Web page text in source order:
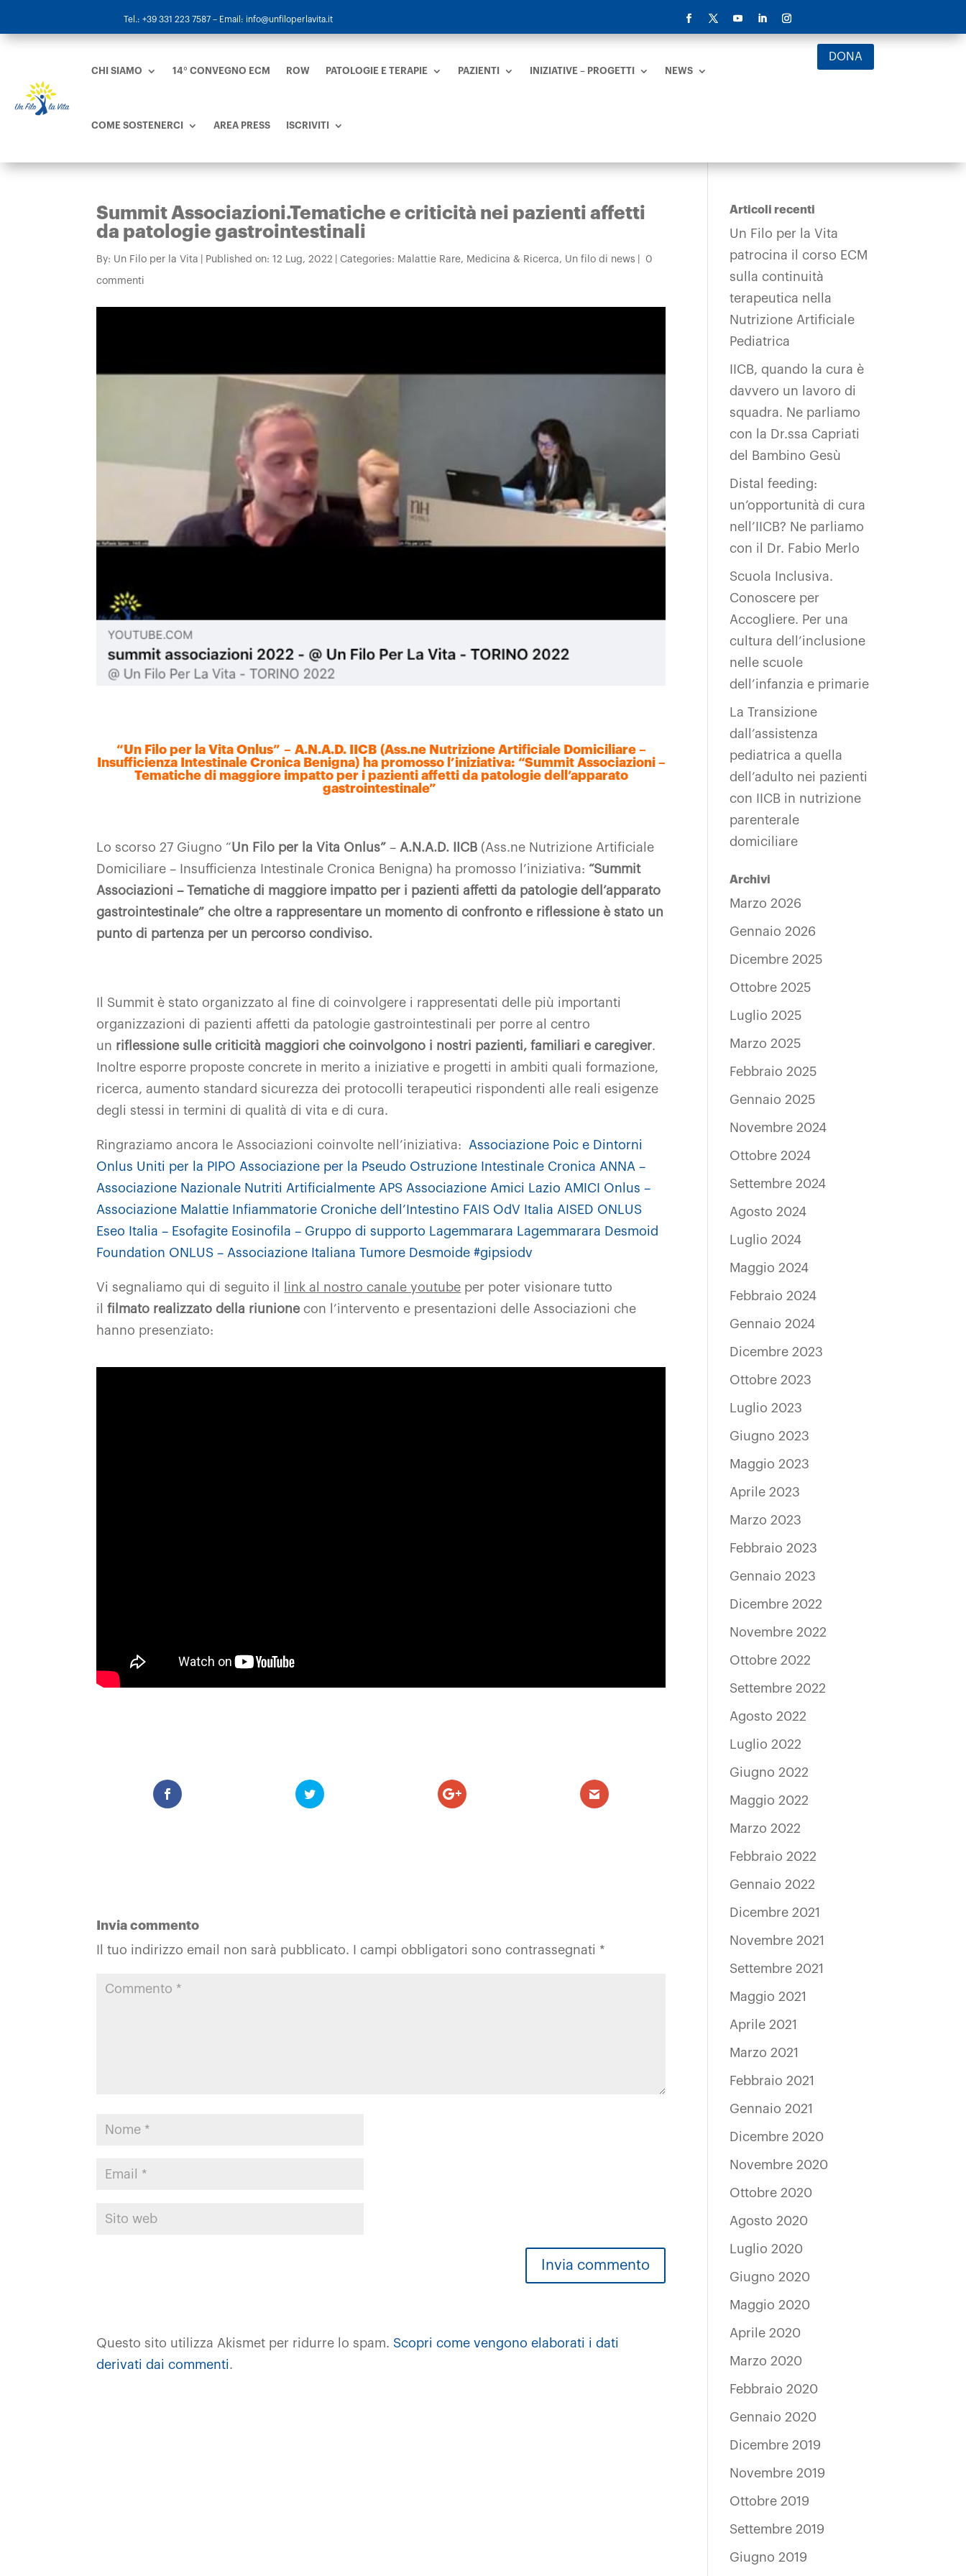
Tel.: +39 331 223 7587 – Email: info@unfiloperlavita.it
CHI SIAMO 14° CONVEGNO ECM ROW PATOLOGIE E TERAPIE PAZIENTI INIZIATIVE – PROGETTI NEWS
COME SOSTENERCI AREA PRESS ISCRIVITI
DONA
Summit Associazioni.Tematiche e criticità nei pazienti affetti
da patologie gastrointestinali
By: Un Filo per la Vita Published on: 12 Lug, 2022 Categories: Malattie Rare, Medicina & Ricerca, Un filo di news 0
commenti
“Un Filo per la Vita Onlus” – A.N.A.D. IICB(Ass.ne Nutrizione Artificiale Domiciliare –
Insufficienza Intestinale Cronica Benigna) ha promosso l’iniziativa: “Summit Associazioni –
Tematiche di maggiore impatto per i pazienti affetti da patologie dell’apparato
gastrointestinale”
Lo scorso 27 Giugno “Un Filo per la Vita Onlus”– A.N.A.D. IICB (Ass.ne Nutrizione Artificiale
Domiciliare – Insufficienza Intestinale Cronica Benigna) ha promosso l’iniziativa: “Summit
Associazioni – Tematiche di maggiore impatto per i pazienti affetti da patologie dell’apparato
gastrointestinale” che oltre a rappresentare un momento di confronto e riflessione è stato un
punto di partenza per un percorso condiviso.
Il Summit è stato organizzato al fine di coinvolgere i rappresentati delle più importanti
organizzazioni di pazienti affetti da patologie gastrointestinali per porre al centro
un riflessione sulle criticità maggiori che coinvolgono i nostri pazienti, familiari e caregiver.
Inoltre esporre proposte concrete in merito a iniziative e progetti in ambiti quali formazione,
ricerca, aumento standard sicurezza dei protocolli terapeutici rispondenti alle reali esigenze
degli stessi in termini di qualità di vita e di cura.
Ringraziamo ancora le Associazioni coinvolte nell’iniziativa:
Associazione Poic e Dintorni
Onlus Uniti per la PIPO Associazione per la Pseudo Ostruzione Intestinale Cronica ANNA –
Associazione Nazionale Nutriti Artificialmente APS Associazione Amici Lazio AMICI Onlus –
Associazione Malattie Infiammatorie Croniche dell’Intestino FAIS OdV Italia AISED ONLUS
Eseo Italia – Esofagite Eosinofila – Gruppo di supporto Lagemmarara Lagemmarara Desmoid
Foundation ONLUS – Associazione Italiana Tumore Desmoide #gipsiodv
Vi segnaliamo qui di seguito il link al nostro canale youtube per poter visionare tutto
il
filmato realizzato della riunione con l’intervento e presentazioni delle Associazioni che
hanno presenziato:
Invia commento
Il tuo indirizzo email non sarà pubblicato.
I campi obbligatori sono contrassegnati *
Questo sito utilizza Akismet per ridurre lo spam. Scopri come vengono elaborati i dati
derivati dai commenti.
Articoli recenti
Un Filo per la Vita
patrocina il corso ECM
sulla continuità
terapeutica nella
Nutrizione Artificiale
Pediatrica
IICB, quando la cura è
davvero un lavoro di
squadra. Ne parliamo
con la Dr.ssa Capriati
del Bambino Gesù
Distal feeding:
un’opportunità di cura
nell’IICB? Ne parliamo
con il Dr. Fabio Merlo
Scuola Inclusiva.
Conoscere per
Accogliere. Per una
cultura dell’inclusione
nelle scuole
dell’infanzia e primarie
La Transizione
dall’assistenza
pediatrica a quella
dell’adulto nei pazienti
con IICB in nutrizione
parenterale
domiciliare
Archivi
Marzo 2026
Gennaio 2026
Dicembre 2025
Ottobre 2025
Luglio 2025
Marzo 2025
Febbraio 2025
Gennaio 2025
Novembre 2024
Ottobre 2024
Settembre 2024
Agosto 2024
Luglio 2024
Maggio 2024
Febbraio 2024
Gennaio 2024
Dicembre 2023
Ottobre 2023
Luglio 2023
Giugno 2023
Maggio 2023
Aprile 2023
Marzo 2023
Febbraio 2023
Gennaio 2023
Dicembre 2022
Novembre 2022
Ottobre 2022
Settembre 2022
Agosto 2022
Luglio 2022
Giugno 2022
Maggio 2022
Marzo 2022
Febbraio 2022
Gennaio 2022
Dicembre 2021
Novembre 2021
Settembre 2021
Maggio 2021
Aprile 2021
Marzo 2021
Febbraio 2021
Gennaio 2021
Dicembre 2020
Novembre 2020
Ottobre 2020
Agosto 2020
Luglio 2020
Giugno 2020
Maggio 2020
Aprile 2020
Marzo 2020
Febbraio 2020
Gennaio 2020
Dicembre 2019
Novembre 2019
Ottobre 2019
Settembre 2019
Giugno 2019